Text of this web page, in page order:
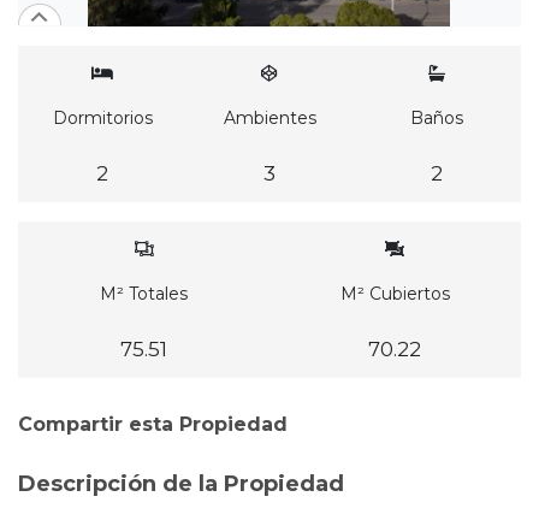
Dormitorios
2
Ambientes
3
Baños
2
M² Totales
75.51
M² Cubiertos
70.22
Compartir esta Propiedad
Descripción de la Propiedad